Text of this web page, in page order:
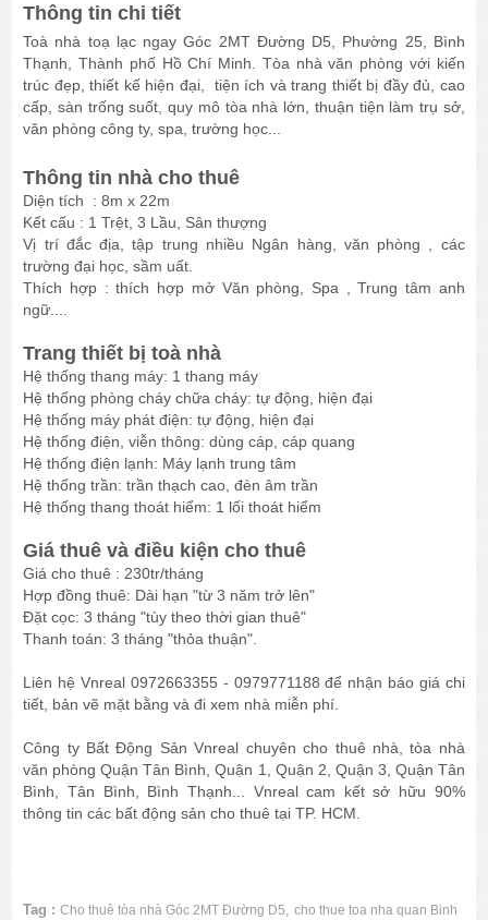
Thông tin chi tiết
Toà nhà toạ lạc ngay Góc 2MT Đường D5, Phường 25, Bình
Thạnh, Thành phố Hồ Chí Minh. Tòa nhà văn phòng với kiến
trúc đẹp, thiết kế hiện đại, tiện ích và trang thiết bị đầy đủ, cao
cấp, sàn trống suốt, quy mô tòa nhà lớn, thuận tiện làm trụ sở,
văn phòng công ty, spa, trường học...
Thông tin nhà cho thuê
Diện tích : 8m x 22m
Kết cấu : 1 Trệt, 3 Lầu, Sân thượng
Vị trí đắc địa, tập trung nhiều Ngân hàng, văn phòng , các
trường đại học, sầm uất.
Thích hợp : thích hợp mở Văn phòng, Spa , Trung tâm anh
ngữ....
Trang thiết bị toà nhà
Hệ thống thang máy: 1 thang máy
Hệ thống phòng cháy chữa cháy: tự động, hiện đại
Hệ thống máy phát điện: tự động, hiện đại
Hệ thống điện, viễn thông: dùng cáp, cáp quang
Hệ thống điện lạnh: Máy lạnh trung tâm
Hệ thống trần: trần thạch cao, đèn âm trần
Hệ thống thang thoát hiểm: 1 lối thoát hiểm
Giá thuê và điều kiện cho thuê
Giá cho thuê : 230tr/tháng
Hợp đồng thuê: Dài hạn "từ 3 năm trở lên"
Đặt cọc: 3 tháng "tùy theo thời gian thuê"
Thanh toán: 3 tháng "thỏa thuận".
Liên hệ Vnreal 0972663355 - 0979771188 để nhận báo giá chi
tiết, bản vẽ mặt bằng và đi xem nhà miễn phí.
Công ty Bất Động Sản Vnreal chuyên cho thuê nhà, tòa nhà
văn phòng Quận Tân Bình, Quận 1, Quận 2, Quận 3, Quận Tân
Bình, Tân Bình, Bình Thạnh... Vnreal cam kết sở hữu 90%
thông tin các bất động sản cho thuê tại TP. HCM.
Tag : Cho thuê tòa nhà Góc 2MT Đường D5 ,cho thue toa nha quan Binh